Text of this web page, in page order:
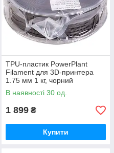
TPU-пластик PowerPlant
Filament для 3D-принтера
1.75 мм 1 кг, чорний
В наявності 30 од.
1 899 ₴
Купити